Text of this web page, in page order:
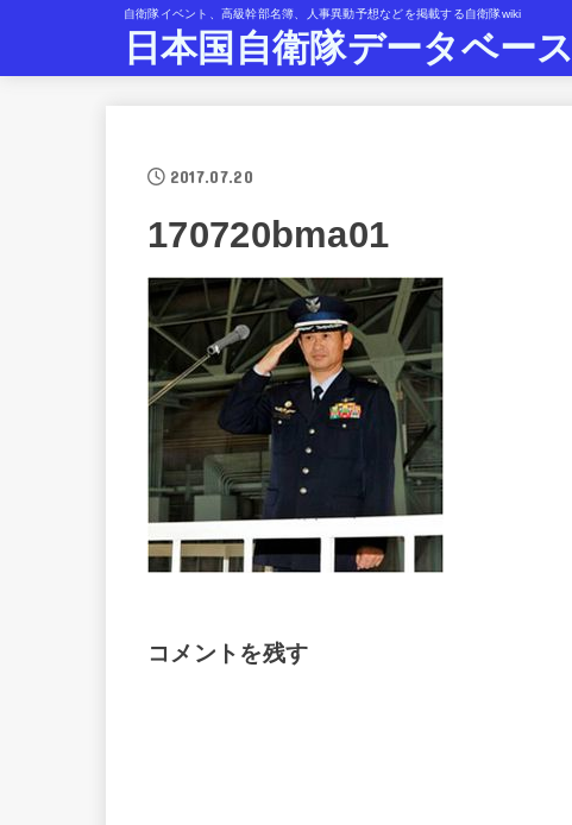
自衛隊イベント、高級幹部名簿、人事異動予想などを掲載する自衛隊wiki
日本国自衛隊データベース
2017.07.20
170720bma01
コメントを残す